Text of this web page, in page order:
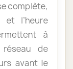
complète,
l’heure
à
de
avant le